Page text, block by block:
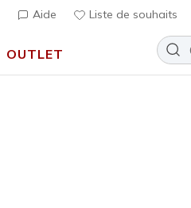
Aide Liste de souhaits
OUTLET